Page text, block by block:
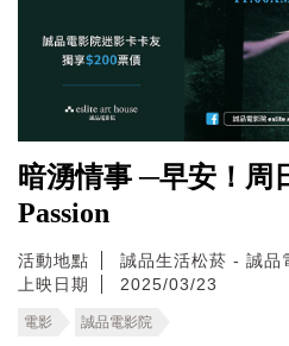
暗湧情事 ─早安！周
Passion
活動地點
誠品生活松菸 - 誠品
上映日期
2025/03/23
電影 誠品電影院